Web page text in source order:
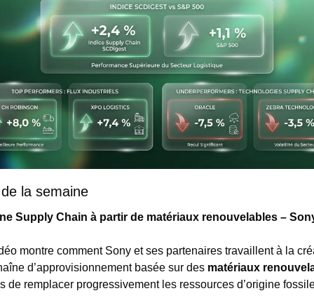
la semaine
Supply Chain à partir de matériaux renouvelables –
montre comment Sony et ses partenaires travaillent à la
d’approvisionnement basée sur des matériaux
de remplacer progressivement les ressources d’origine